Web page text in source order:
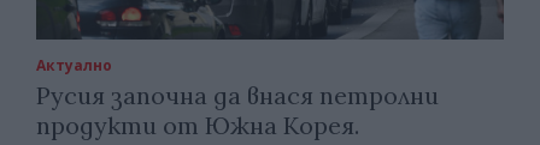
Актуално
Русия започна да внася петролни
продукти от Южна Корея.